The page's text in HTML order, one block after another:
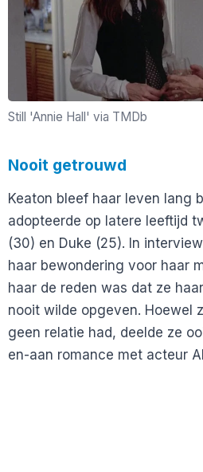
Still 'Annie Hall' via TMDb
Nooit getrouwd
Keaton bleef haar leven lang
adopteerde op latere leeftijd
(30) en Duke (25). In
haar bewondering voor haar
haar de reden was dat ze
nooit wilde opgeven. Hoewel
geen relatie had, deelde ze
en-aan romance met acteur